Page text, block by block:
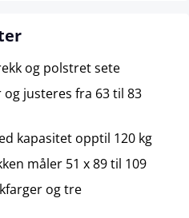
og polstret sete
justeres fra 63 til 83
kapasitet opptil 120 kg
måler 51 x 89 til 109
og tre